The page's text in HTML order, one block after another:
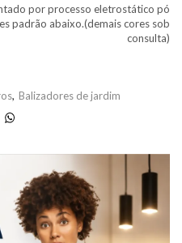
por processo eletrostático pó
padrão abaixo.(demais cores sob
consulta)
, Balizadores de jardim